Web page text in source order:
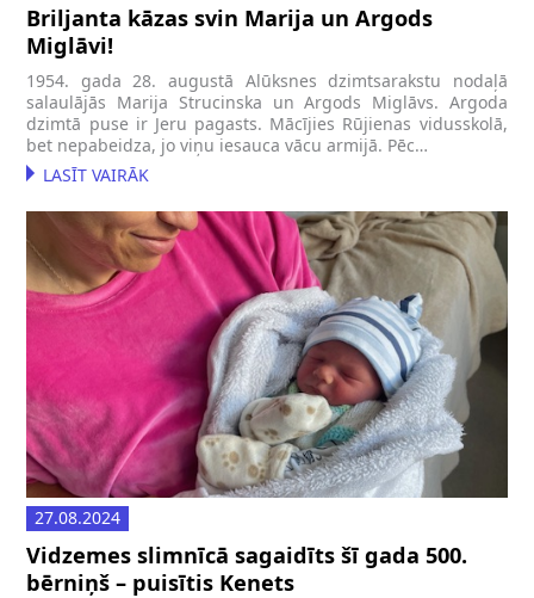
Briljanta kāzas svin Marija un Argods
Miglāvi!
1954. gada 28. augustā Alūksnes dzimtsarakstu nodaļā
salaulājās Marija Strucinska un Argods Miglāvs. Argoda
dzimtā puse ir Jeru pagasts. Mācījies Rūjienas vidusskolā,
bet nepabeidza, jo viņu iesauca vācu armijā. Pēc…
LASĪT VAIRĀK
27.08.2024
Vidzemes slimnīcā sagaidīts šī gada 500.
bērniņš – puisītis Kenets